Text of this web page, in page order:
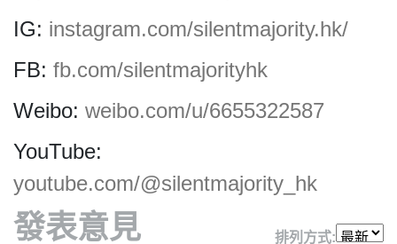
IG: instagram.com/silentmajority.hk/
FB: fb.com/silentmajorityhk
Weibo: weibo.com/u/6655322587
YouTube:
youtube.com/@silentmajority_hk
發表意見 排列方式: